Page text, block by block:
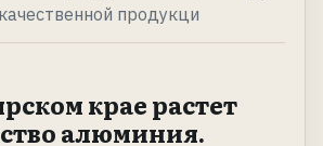
продукци
крае растет
алюминия.